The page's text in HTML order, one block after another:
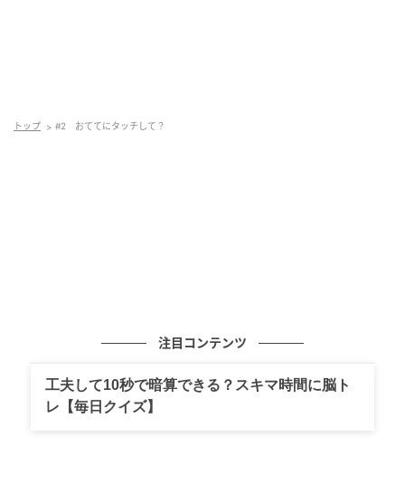
トップ #2 おててにタッチして？
注目コンテンツ
工夫して10秒で暗算できる？スキマ時間に脳ト
レ【毎日クイズ】